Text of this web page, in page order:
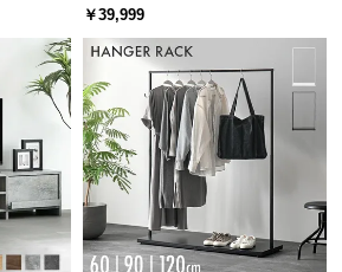
散で身体の負担を軽減!
サポート
分散性により、立っている状態
姿勢を保ちます。
ターテーブル 美しい格子デザイン
￥39,999